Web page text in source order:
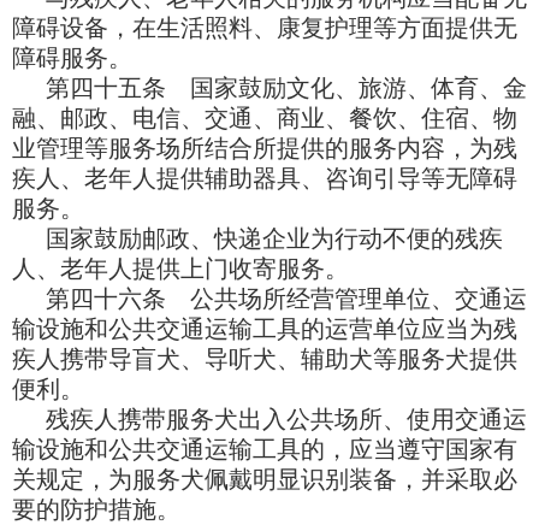
障碍设备，在生活照料、康复护理等方面提供无
障碍服务。
第四十五条 国家鼓励文化、旅游、体育、金
融、邮政、电信、交通、商业、餐饮、住宿、物
业管理等服务场所结合所提供的服务内容，为残
疾人、老年人提供辅助器具、咨询引导等无障碍
服务。
国家鼓励邮政、快递企业为行动不便的残疾
人、老年人提供上门收寄服务。
第四十六条 公共场所经营管理单位、交通运
输设施和公共交通运输工具的运营单位应当为残
疾人携带导盲犬、导听犬、辅助犬等服务犬提供
便利。
残疾人携带服务犬出入公共场所、使用交通运
输设施和公共交通运输工具的，应当遵守国家有
关规定，为服务犬佩戴明显识别装备，并采取必
要的防护措施。